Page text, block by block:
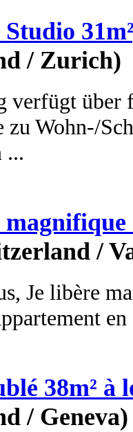
/ Zurich)
verfügt über
zu Wohn-/
...
/
Je libère
38m² à
/ Geneva)